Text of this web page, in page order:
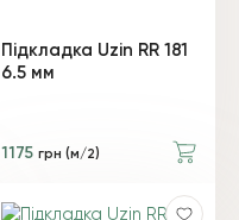
Підкладка Uzin RR 181
6.5 мм
1175 грн (м/2)